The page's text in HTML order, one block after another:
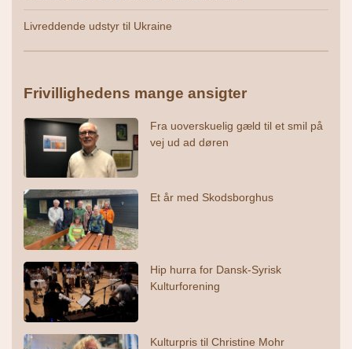
Livreddende udstyr til Ukraine
Frivillighedens mange ansigter
Fra uoverskuelig gæld til et smil på
vej ud ad døren
Et år med Skodsborghus
Hip hurra for Dansk-Syrisk
Kulturforening
Kulturpris til Christine Mohr